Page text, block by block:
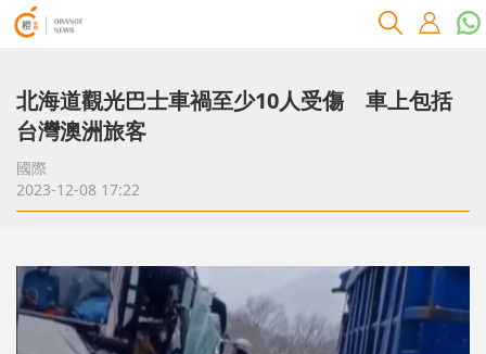
北海道觀光巴士車禍至少10人受傷 車上包括
台灣澳洲旅客
國際
2023-12-08 17:22